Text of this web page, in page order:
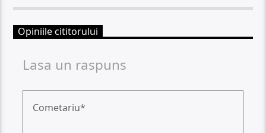
Opiniile cititorului
Lasa un raspuns